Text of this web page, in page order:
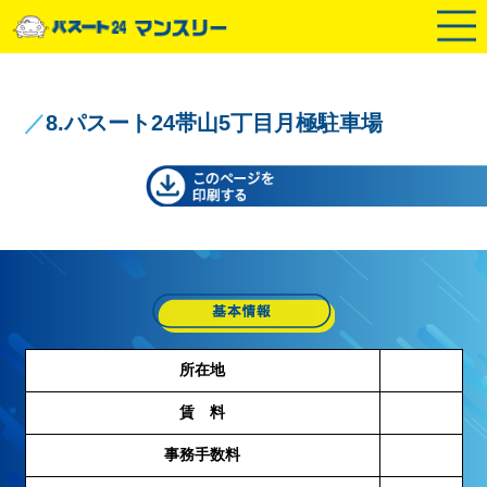
／8.パスート24帯山5丁目月極駐車場
所在地
賃 料
事務手数料